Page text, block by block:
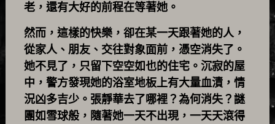
老，還有大好的前程在等著她。
然而，這樣的快樂，卻在某一天跟著她的人，
從家人、朋友、交往對象面前，憑空消失了。
她不見了，只留下空空如也的住宅。沉寂的屋
中，警方發現她的浴室地板上有大量血漬，情
況凶多吉少。張靜華去了哪裡？為何消失？謎
團如雪球般，隨著她一天不出現，一天天滾得